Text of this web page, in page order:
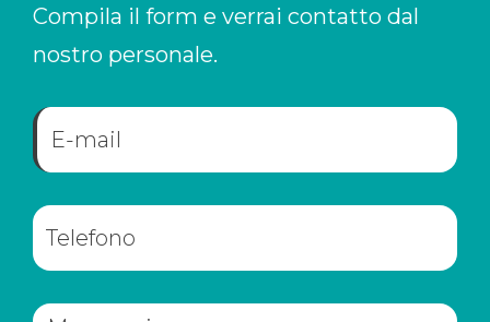
Compila il form e verrai contatto dal
nostro personale.